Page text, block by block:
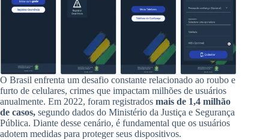
O Brasil enfrenta um desafio constante relacionado ao roubo e
furto de celulares, crimes que impactam milhões de usuários
anualmente. Em 2022, foram registrados mais de 1,4 milhão
de casos, segundo dados do Ministério da Justiça e Segurança
Pública. Diante desse cenário, é fundamental que os usuários
adotem medidas para proteger seus dispositivos.